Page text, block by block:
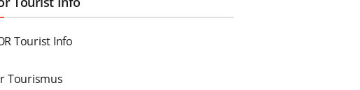
Tourist Info
Tourismus